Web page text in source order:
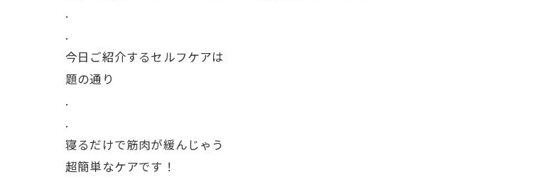
.
.
今日ご紹介するセルフケアは
題の通り
.
.
寝るだけで筋肉が緩んじゃう
超簡単なケアです！